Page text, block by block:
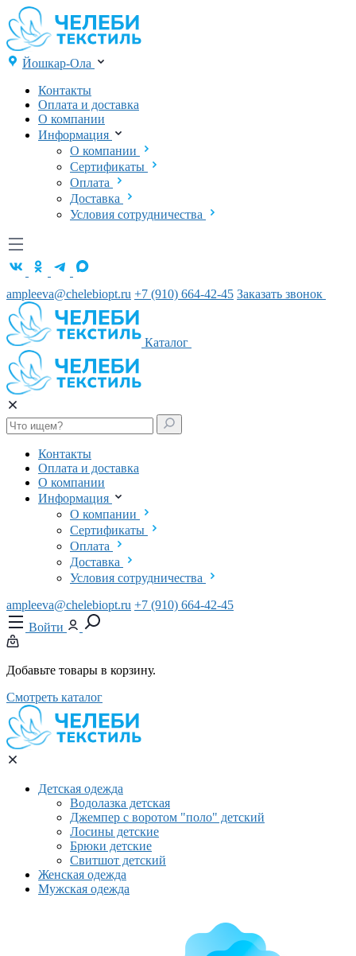
Йошкар-Ола
Контакты
Оплата и доставка
О компании
Информация
О компании
Сертификаты
Оплата
Доставка
Условия сотрудничества
ampleeva@chelebiopt.ru +7 (910) 664-42-45 Заказать звонок
Каталог
Контакты
Оплата и доставка
О компании
Информация
О компании
Сертификаты
Оплата
Доставка
Условия сотрудничества
ampleeva@chelebiopt.ru +7 (910) 664-42-45
Войти
Добавьте товары в корзину.
Смотреть каталог
Детская одежда
Водолазка детская
Джемпер с воротом "поло" детский
Лосины детские
Брюки детские
Свитшот детский
Женская одежда
Мужская одежда